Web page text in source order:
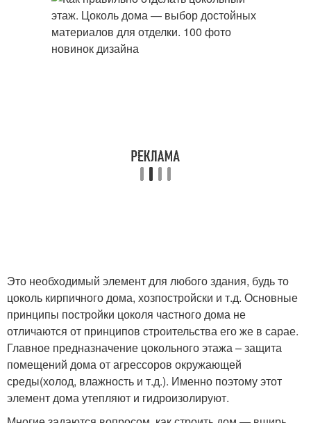
Это необходимый элемент для любого здания, будь то
цоколь кирпичного дома, хозпостройски и т.д. Основные
принципы постройки цоколя частного дома не
отличаются от принципов строительства его же в сарае.
Главное предназначение цокольного этажа – защита
помещений дома от агрессоров окружающей
среды(холод, влажность и т.д.). Именно поэтому этот
элемент дома утепляют и гидроизолируют.